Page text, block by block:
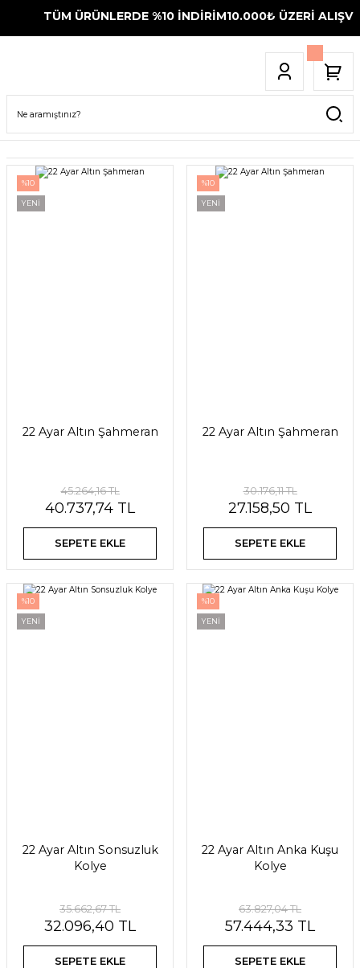
TÜM ÜRÜNLERDE %10 İNDİRİM10.000₺ ÜZERİ
%10
YENİ
22 Ayar Altın Şahmeran
45.264,16 TL
40.737,74 TL
SEPETE EKLE
%10
YENİ
22 Ayar Altın Şahmeran
30.176,11 TL
27.158,50 TL
SEPETE EKLE
%10
YENİ
22 Ayar Altın Sonsuzluk
Kolye
35.662,67 TL
32.096,40 TL
SEPETE EKLE
%10
YENİ
22 Ayar Altın Anka Kuşu
Kolye
63.827,04 TL
57.444,33 TL
SEPETE EKLE